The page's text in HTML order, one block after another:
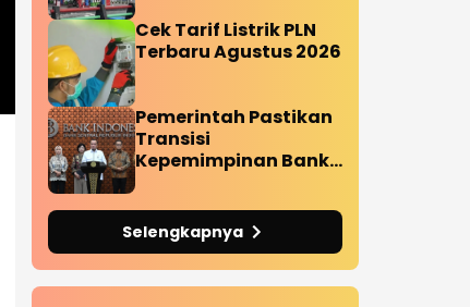
Cek Tarif Listrik PLN
Terbaru Agustus 2026
Pemerintah Pastikan
Transisi
Kepemimpinan Bank
Sesuai Ketentuan,
Stabilitas Ekonomi
Tetap Terjaga
Selengkapnya